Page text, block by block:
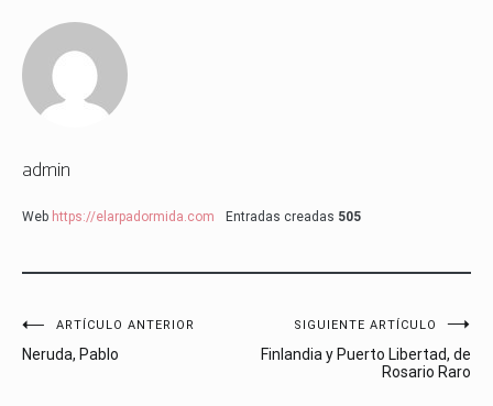
admin
Web https://elarpadormida.com Entradas creadas 505
Navegación
de
ARTÍCULO ANTERIOR
Neruda, Pablo
SIGUIENTE ARTÍCULO
Finlandia y Puerto Libertad, de
Rosario Raro